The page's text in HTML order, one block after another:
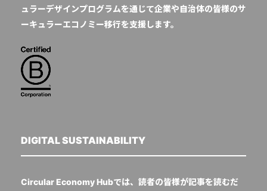
ュラーデザインプログラムを通じて企業や自治体の皆様のサ
ーキュラーエコノミー移行を支援します。
DIGITAL SUSTAINABILITY
Circular Economy Hubでは、読者の皆様が記事を読むだ